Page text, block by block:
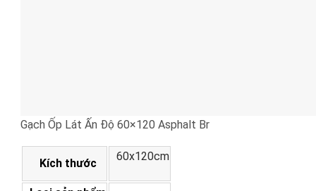
Gạch Ốp Lát Ấn Độ 60×120 Asphalt Br
Kích thước
60x120cm